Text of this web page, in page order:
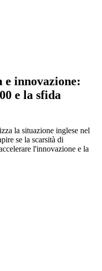
e innovazione:
e la sfida
la situazione inglese nel
se la scarsità di
l'innovazione e la